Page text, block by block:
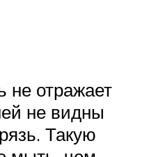
не отражает
не видны
Такую